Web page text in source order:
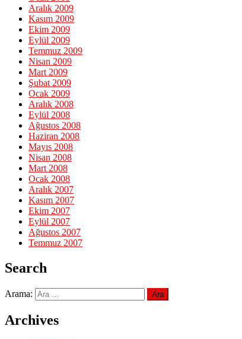
Aralık 2009
Kasım 2009
Ekim 2009
Eylül 2009
Temmuz 2009
Nisan 2009
Mart 2009
Şubat 2009
Ocak 2009
Aralık 2008
Eylül 2008
Ağustos 2008
Haziran 2008
Mayıs 2008
Nisan 2008
Mart 2008
Ocak 2008
Aralık 2007
Kasım 2007
Ekim 2007
Eylül 2007
Ağustos 2007
Temmuz 2007
Search
Arama:
Archives